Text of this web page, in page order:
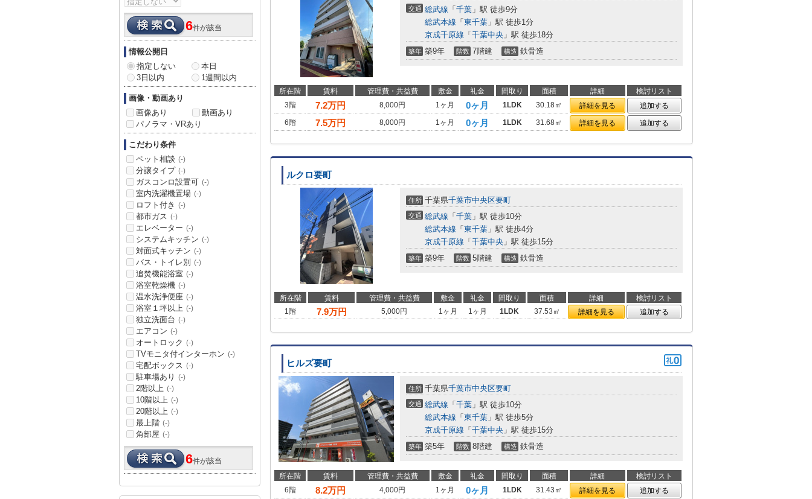
交通 総武線 「 千葉 」駅 徒歩9分
総武本線 「 東千葉 」駅 徒歩1分
京成千原線 「 千葉中央 」駅 徒歩18分
築年 築9年 階数 7階建 構造 鉄骨造
所在階 賃料 管理費・共益費 敷金 礼金 間取り 面積 詳細
検討リスト
3階
7.2万円 8,000円 1ヶ月 0ヶ月 1LDK 30.18㎡ 詳細を見る
追加する
6階
7.5万円 8,000円 1ヶ月 0ヶ月 1LDK 31.68㎡ 詳細を見る 追加する
ルクロ要町
住所 千葉県千葉市中央区要町
交通 総武線 「 千葉 」駅 徒歩10分
総武本線 「 東千葉 」駅 徒歩4分
京成千原線 「 千葉中央 」駅 徒歩15分
築年 築9年 階数 5階建 構造 鉄骨造
所在階 賃料 管理費・共益費 敷金 礼金 間取り 面積 詳細
検討リスト
1階
7.9万円 5,000円 1ヶ月 1ヶ月 1LDK 37.53㎡ 詳細を見る 追加する
ヒルズ要町
住所 千葉県千葉市中央区要町
交通 総武線 「 千葉 」駅 徒歩10分
総武本線 「 東千葉 」駅 徒歩5分
京成千原線 「 千葉中央 」駅 徒歩15分
築年 築5年 階数 8階建 構造 鉄骨造
所在階 賃料 管理費・共益費 敷金 礼金 間取り 面積 詳細
検討リスト
6階
8.2万円 4,000円 1ヶ月 0ヶ月 1LDK 31.43㎡ 詳細を見る 追加する
6件が該当
情報公開日
指定しない
本日
3日以内
1週間以内
画像・動画あり
画像あり
動画あり
パノラマ・VRあり
こだわり条件
ペット相談 (-)
分譲タイプ (-)
ガスコンロ設置可 (-)
室内洗濯機置場 (-)
ロフト付き (-)
都市ガス (-)
エレベーター (-)
システムキッチン (-)
対面式キッチン (-)
バス・トイレ別 (-)
追焚機能浴室 (-)
浴室乾燥機 (-)
温水洗浄便座 (-)
浴室１坪以上 (-)
独立洗面台 (-)
エアコン (-)
オートロック (-)
TVモニタ付インターホン (-)
宅配ボックス (-)
駐車場あり (-)
2階以上 (-)
10階以上 (-)
20階以上 (-)
最上階 (-)
角部屋 (-)
6件が該当